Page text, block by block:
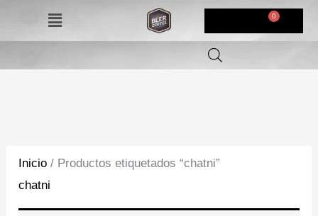
Menú
Inicio / Productos etiquetados “chatni”
chatni